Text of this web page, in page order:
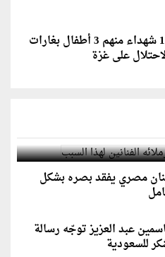
10 شهداء منهم 3 أطفال بغارات
على غزة
الفنانين لهذا السبب
مصري يفقد بصره بشكل
عبد العزيز توجّه رسالة
للسعودية